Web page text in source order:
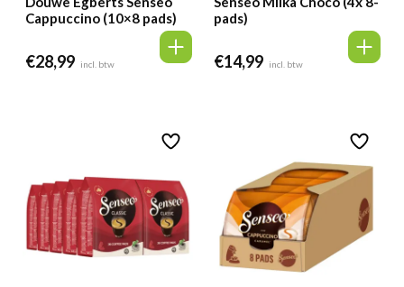
Cappuccino (10×8 pads)
€28,99 incl. btw
pads)
€14,99 incl. btw